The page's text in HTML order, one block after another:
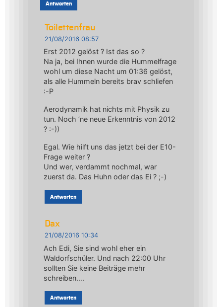
Antworten
Toilettenfrau
21/08/2016 08:57
Erst 2012 gelöst ? Ist das so ?
Na ja, bei Ihnen wurde die Hummelfrage
wohl um diese Nacht um 01:36 gelöst,
als alle Hummeln bereits brav schliefen
:-P
Aerodynamik hat nichts mit Physik zu
tun. Noch ’ne neue Erkenntnis von 2012
? :-))
Egal. Wie hilft uns das jetzt bei der E10-
Frage weiter ?
Und wer, verdammt nochmal, war
zuerst da. Das Huhn oder das Ei ? ;-)
Antworten
Dax
21/08/2016 10:34
Ach Edi, Sie sind wohl eher ein
Waldorfschüler. Und nach 22:00 Uhr
sollten Sie keine Beiträge mehr
schreiben….
Antworten